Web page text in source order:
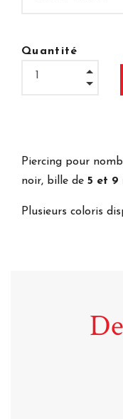
Quantité
Piercing pour
noir, bille de 5 et 9
Plusieurs coloris